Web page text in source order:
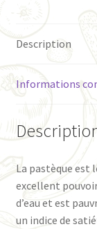
Description
Informations
La pastèque est
excellent
d’eau et est
un indice de